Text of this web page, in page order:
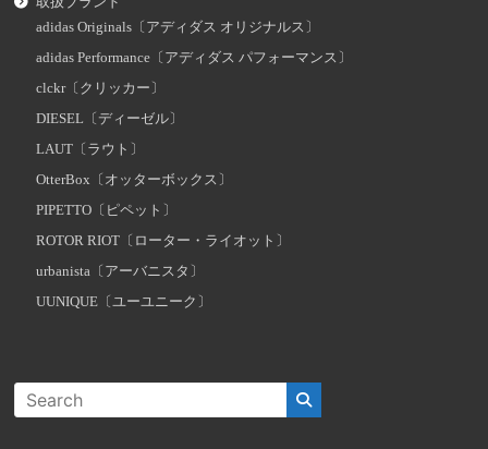
adidas Originals〔アディダス オリジナルス〕
adidas Performance〔アディダス パフォーマンス〕
clckr〔クリッカー〕
DIESEL〔ディーゼル〕
LAUT〔ラウト〕
OtterBox〔オッターボックス〕
PIPETTO〔ピペット〕
ROTOR RIOT〔ローター・ライオット〕
urbanista〔アーバニスタ〕
UUNIQUE〔ユーユニーク〕